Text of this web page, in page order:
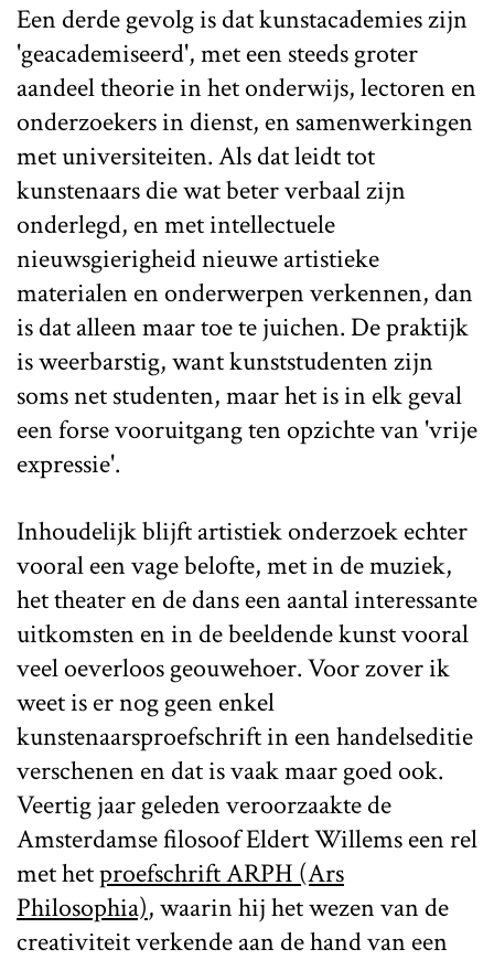
Een derde gevolg is dat kunstacademies zijn
'geacademiseerd', met een steeds groter
aandeel theorie in het onderwijs, lectoren en
onderzoekers in dienst, en samenwerkingen
met universiteiten. Als dat leidt tot
kunstenaars die wat beter verbaal zijn
onderlegd, en met intellectuele
nieuwsgierigheid nieuwe artistieke
materialen en onderwerpen verkennen, dan
is dat alleen maar toe te juichen. De praktijk
is weerbarstig, want kunststudenten zijn
soms net studenten, maar het is in elk geval
een forse vooruitgang ten opzichte van 'vrije
expressie'.
Inhoudelijk blijft artistiek onderzoek echter
vooral een vage belofte, met in de muziek,
het theater en de dans een aantal interessante
uitkomsten en in de beeldende kunst vooral
veel oeverloos geouwehoer. Voor zover ik
weet is er nog geen enkel
kunstenaarsproefschrift in een handelseditie
verschenen en dat is vaak maar goed ook.
Veertig jaar geleden veroorzaakte de
Amsterdamse filosoof Eldert Willems een rel
met hetproefschrift ARPH (Ars
Philosophia), waarin hij het wezen van de
creativiteit verkende aan de hand van een